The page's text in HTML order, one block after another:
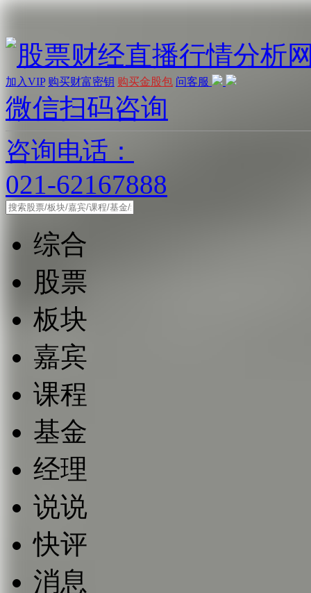
加入VIP 购买财富密钥 购买金股包 问客服
微信扫码咨询
咨询电话：
021-62167888
综合
股票
板块
嘉宾
课程
基金
经理
说说
快评
消息